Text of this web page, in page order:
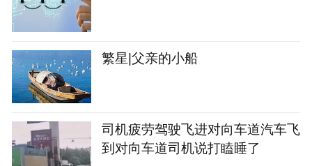
繁星|父亲的小船
司机疲劳驾驶飞进对向车道汽车飞
到对向车道司机说打瞌睡了